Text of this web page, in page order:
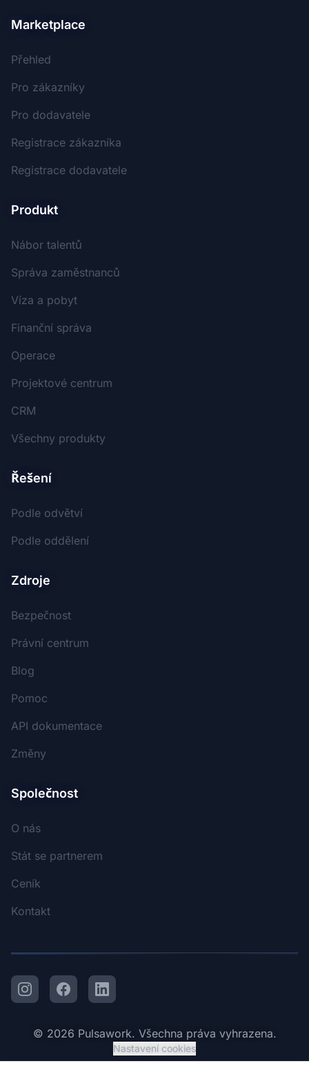
Marketplace
Přehled
Pro zákazníky
Pro dodavatele
Registrace zákazníka
Registrace dodavatele
Produkt
Nábor talentů
Správa zaměstnanců
Víza a pobyt
Finanční správa
Operace
Projektové centrum
CRM
Všechny produkty
Řešení
Podle odvětví
Podle oddělení
Zdroje
Bezpečnost
Právní centrum
Blog
Pomoc
API dokumentace
Změny
Společnost
O nás
Stát se partnerem
Ceník
Kontakt
InstagramFacebookLinkedIn
© 2026 Pulsawork. Všechna práva vyhrazena.
Nastavení cookies